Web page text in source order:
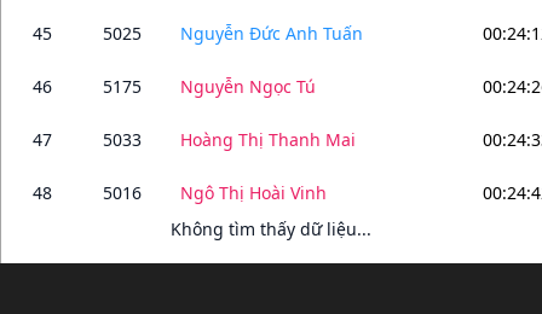
45 5025 Nguyễn Đức Anh Tuấn
46 5175 Nguyễn Ngọc Tú
47 5033 Hoàng Thị Thanh Mai
48 5016 Ngô Thị Hoài Vinh
Không tìm thấy dữ liệu...